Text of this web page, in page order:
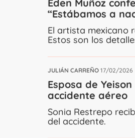
Eden Muñoz
“Estábamos a
El artista mexicano
Estos son los
JULIÁN CARREÑO 17/02/2026
Esposa de
accidente aéreo
Sonia Restrepo
del accidente.